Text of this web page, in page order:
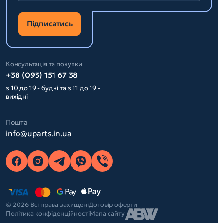
Підписатись
Консультація та покупки
+38 (093) 151 67 38
з 10 до 19 - будні та з 11 до 19 -
вихідні
Пошта
info@uparts.in.ua
© 2026 Всі права захищеніДоговір оферти
Політика конфіденційностіМапа сайту